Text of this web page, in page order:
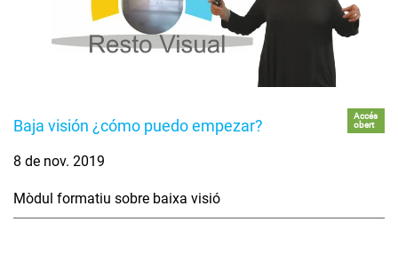
Baja visión ¿cómo puedo empezar?
Accés
obert
8 de nov. 2019
Mòdul formatiu sobre baixa visió